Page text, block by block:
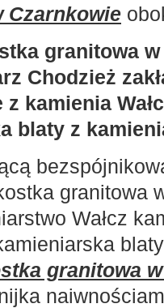
Czarnkowie
granitowa
Chodzież
kamienia
blaty z
granitowa
Wałcz
granitowa